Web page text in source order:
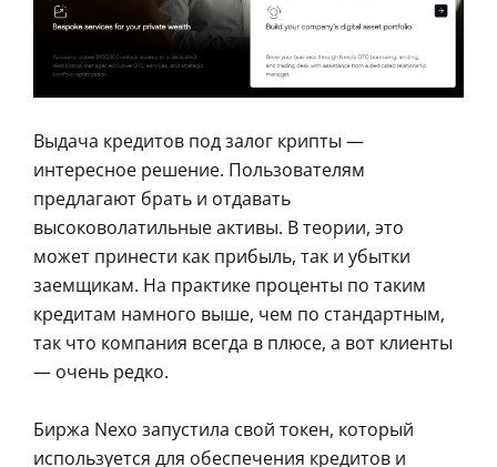
Выдача кредитов под залог крипты —
интересное решение. Пользователям
предлагают брать и отдавать
высоковолатильные активы. В теории, это
может принести как прибыль, так и убытки
заемщикам. На практике проценты по таким
кредитам намного выше, чем по стандартным,
так что компания всегда в плюсе, а вот клиенты
— очень редко.
Биржа Nexo запустила свой токен, который
используется для обеспечения кредитов и